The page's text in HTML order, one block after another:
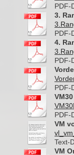
PDF-
3.
PDF-
4.
PDF-
PDF-
PDF-
VM
Text-
VM